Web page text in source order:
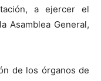
a ejercer el
Asamblea General,
de los órganos de